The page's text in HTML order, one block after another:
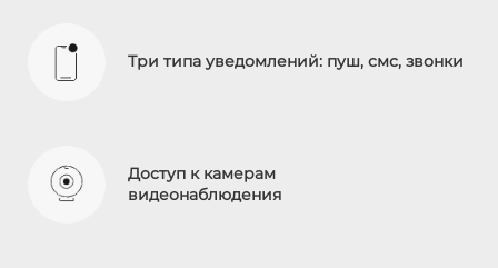
Три типа уведомлений: пуш, смс, звонки
Доступ к камерам
видеонаблюдения